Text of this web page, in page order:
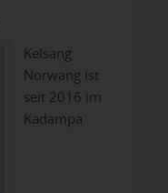
Kelsang
Norwang ist
seit 2016 im
Kadampa